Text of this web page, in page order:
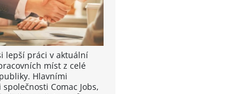
lepší práci v aktuální
míst z celé
Hlavními
Comac Jobs,